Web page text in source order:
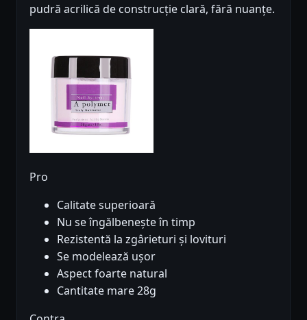
pudră acrilică de construcție clară, fără nuanțe.
Pro
Calitate superioară
Nu se îngălbenește în timp
Rezistentă la zgârieturi și lovituri
Se modelează ușor
Aspect foarte natural
Cantitate mare 28g